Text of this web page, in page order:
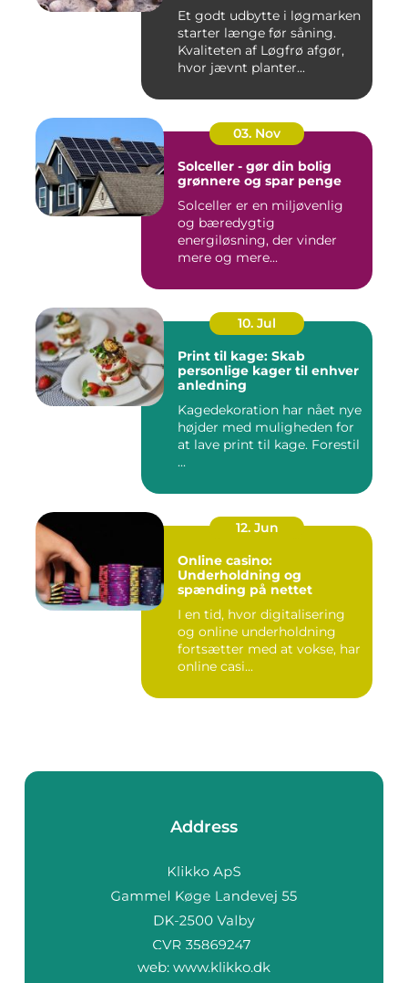
Et godt udbytte i løgmarken
starter længe før såning.
Kvaliteten af Løgfrø afgør,
hvor jævnt planter...
03. Nov
Solceller - gør din bolig
grønnere og spar penge
Solceller er en miljøvenlig
og bæredygtig
energiløsning, der vinder
mere og mere...
10. Jul
Print til kage: Skab
personlige kager til enhver
anledning
Kagedekoration har nået nye
højder med muligheden for
at lave print til kage. Forestil
...
12. Jun
Online casino:
Underholdning og
spænding på nettet
I en tid, hvor digitalisering
og online underholdning
fortsætter med at vokse, har
online casi...
Address
web: www.klikko.dk